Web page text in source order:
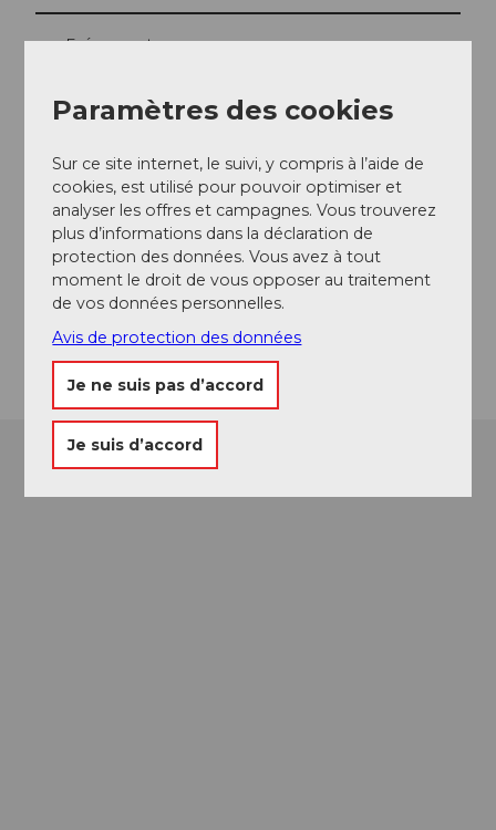
Evénement
A voir
Excursions
Contact
6490Andermatt
Arrivée
Paramètres des cookies
Sur ce site internet, le suivi, y compris à l’aide de
cookies, est utilisé pour pouvoir optimiser et
analyser les offres et campagnes. Vous trouverez
plus d’informations dans la déclaration de
protection des données. Vous avez à tout
moment le droit de vous opposer au traitement
de vos données personnelles.
Avis de protection des données
Je ne suis pas d’accord
Je suis d’accord